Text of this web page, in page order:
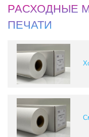
РАСХОДНЫЕ
ПЕЧАТИ